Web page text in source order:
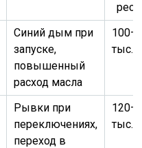
Синий дым при
запуске,
повышенный
расход масла
тыс.
Рывки при
переключениях,
переход в
тыс.